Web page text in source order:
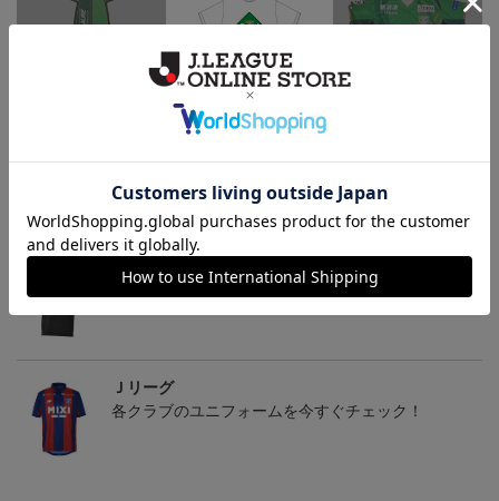
2020 F.C.Real Bristol コラ
トピックス
Ｊリーグ
多種多様なアパレルアイテムはこちら！！
Ｊリーグ
各クラブのユニフォームを今すぐチェック！